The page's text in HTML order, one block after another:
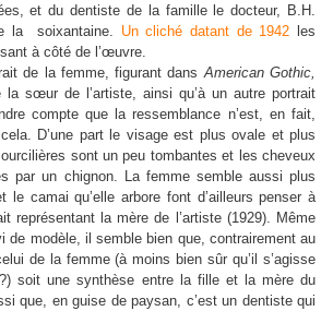
et du dentiste de la famille le docteur, B.H.
la soixantaine. Un cliché datant de 1942
les
à côté de l’œuvre.
de la femme, figurant dansAmerican Gothic,
la sœur de l’artiste, ainsi qu’à un autre portrait
compte que la ressemblance n’est, en fait,
D’une part le visage est plus ovale et plus
sont un peu tombantes et les cheveux
par un chignon. La femme semble aussi plus
le camai qu’elle arbore font d’ailleurs penser à
représentant la mère de l’artiste (1929). Même
de modèle, il semble bien que, contrairement au
de la femme (à moins bien sûr qu’il s’agisse
?) soit une synthèse entre la fille et la mère du
que, en guise de paysan, c’est un dentiste qui